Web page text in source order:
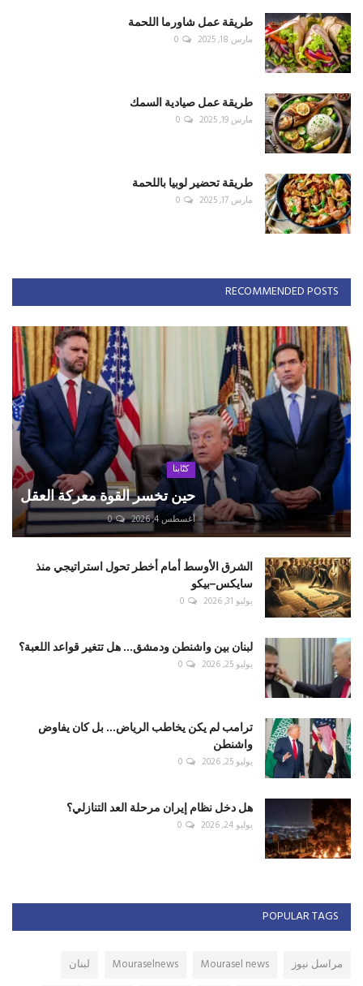
طريقة عمل شاورما اللحمة
مارس 18, 2025 0
طريقة عمل صيادية السمك
مارس 19, 2025 0
طريقة تحضير لوبيا باللحمة
مارس 17, 2025 0
RECOMMENDED POSTS
كتّابنا
حين تخسر القوة معركة العقل
أغسطس 4, 2026 0
الشرق الأوسط أمام أخطر تحول استراتيجي منذ
سايكس–بيكو
يوليو 31, 2026 0
لبنان بين واشنطن ودمشق... هل تتغير قواعد اللعبة؟
يوليو 25, 2026 0
ترامب لم يكن يخاطب الرياض... بل كان يفاوض
واشنطن
يوليو 25, 2026 0
هل دخل نظام إيران مرحلة العد التنازلي؟
يوليو 24, 2026 0
POPULAR TAGS
مراسل نيوز Mourasel news
Mouraselnews
لبنان